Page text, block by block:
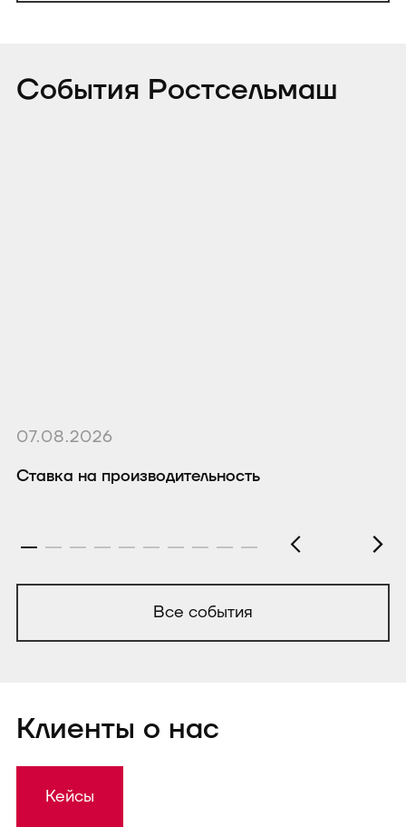
События Ростсельмаш
07.08.2026
Ставка на производительность
Все события
Клиенты о нас
Кейсы